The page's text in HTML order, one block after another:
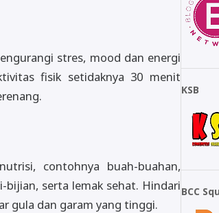
stres, mood dan energi
fisik setidaknya 30 menit
contohnya buah-buahan,
bijian, serta lemak sehat. Hindari
gula dan garam yang tinggi.
KSB
BCC